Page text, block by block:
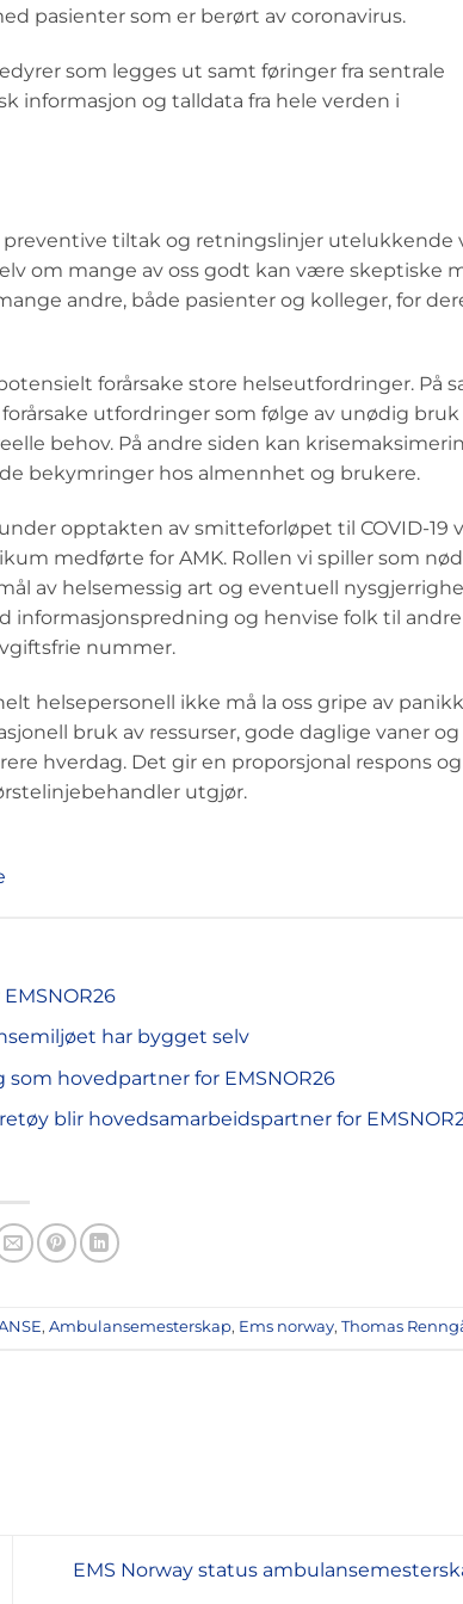
pasienter som er berørt av coronavirus.
som legges ut samt føringer fra sentrale
informasjon og talldata fra hele verden i
tiltak og retningslinjer utelukkende
om mange av oss godt kan være skeptiske
andre, både pasienter og kolleger, for
forårsake store helseutfordringer. På
utfordringer som følge av unødig bruk
behov. På andre siden kan
bekymringer hos almennhet og brukere.
opptakten av smitteforløpet til COVID-19
medførte for AMK. Rollen vi spiller som
av helsemessig art og eventuell
informasjonspredning og henvise folk til andre
nummer.
helsepersonell ikke må la oss gripe av panikk
bruk av ressurser, gode daglige vaner og
hverdag. Det gir en proporsjonal respons
utgjør.
har bygget selv
hovedpartner for EMSNOR26
blir hovedsamarbeidspartner for
, Ambulansemesterskap, Ems norway, Thomas
EMS Norway status